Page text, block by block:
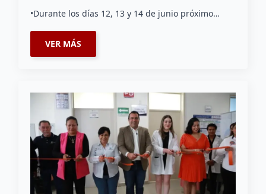
•Durante los días 12, 13 y 14 de junio próximo…
VER MÁS